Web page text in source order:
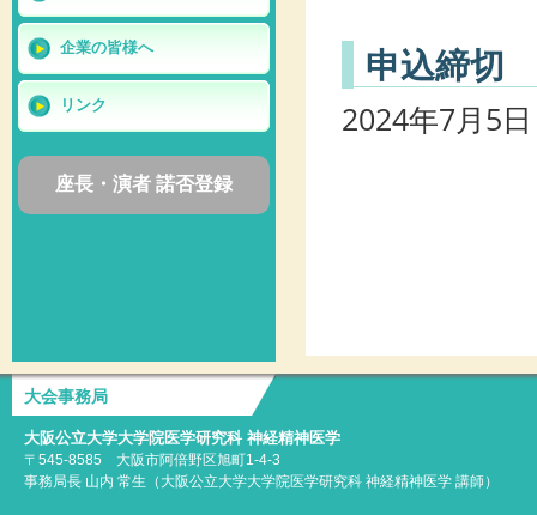
企業の皆様へ
リンク
座長・演者 諾否登録
申込締切
2024年7月5
大会事務局
大阪公立大学大学院医学研究科 神経精神医学
〒545-8585 大阪市阿倍野区旭町1-4-3
事務局長 山内 常生（大阪公立大学大学院医学研究科 神経精神医学 講師）